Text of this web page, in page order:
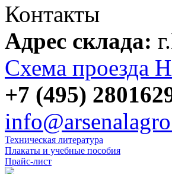
Контакты
Адрес склада:
Схема
+7 (495)
Техническая литература
Плакаты и учебные пособия
Прайс-лист